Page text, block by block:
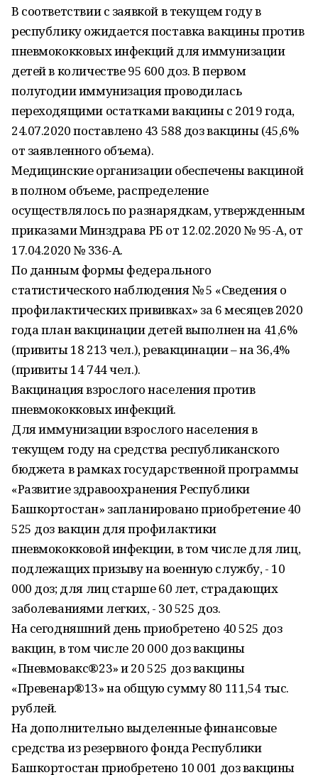
В соответствии с заявкой в текущем году в
республику ожидается поставка вакцины против
пневмококковых инфекций для иммунизации
детей в количестве 95 600 доз. В первом
полугодии иммунизация проводилась
переходящими остатками вакцины с 2019 года,
24.07.2020 поставлено 43 588 доз вакцины (45,6%
от заявленного объема).
Медицинские организации обеспечены вакциной
в полном объеме, распределение
осуществлялось по разнарядкам, утвержденным
приказами Минздрава РБ от 12.02.2020 № 95-А, от
17.04.2020 № 336-А.
По данным формы федерального
статистического наблюдения № 5 «Сведения о
профилактических прививках» за 6 месяцев 2020
года план вакцинации детей выполнен на 41,6%
(привиты 18 213 чел.), ревакцинации – на 36,4%
(привиты 14 744 чел.).
Вакцинация взрослого населения против
пневмококковых инфекций.
Для иммунизации взрослого населения в
текущем году на средства республиканского
бюджета в рамках государственной программы
«Развитие здравоохранения Республики
Башкортостан» запланировано приобретение 40
525 доз вакцин для профилактики
пневмококковой инфекции, в том числе для лиц,
подлежащих призыву на военную службу, - 10
000 доз; для лиц старше 60 лет, страдающих
заболеваниями легких, - 30 525 доз.
На сегодняшний день приобретено 40 525 доз
вакцин, в том числе 20 000 доз вакцины
«Пневмовакс®23» и 20 525 доз вакцины
«Превенар®13» на общую сумму 80 111,54 тыс.
рублей.
На дополнительно выделенные финансовые
средства из резервного фонда Республики
Башкортостан приобретено 10 001 доз вакцины